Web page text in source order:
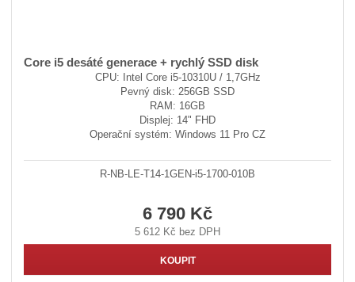
Core i5 desáté generace + rychlý SSD disk
CPU: Intel Core i5-10310U / 1,7GHz
Pevný disk: 256GB SSD
RAM: 16GB
Displej: 14" FHD
Operační systém: Windows 11 Pro CZ
R-NB-LE-T14-1GEN-i5-1700-010B
6 790 Kč
5 612 Kč bez DPH
KOUPIT